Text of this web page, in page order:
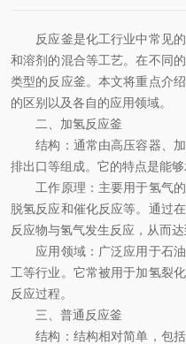
反应釜是化工行业中常见的
和溶剂的混合等工艺。在不同
类型的反应釜。本文将重点介绍
的区别以及各自的应用领域。
二、加氢反应釜
结构：通常由高压容器、加
排出口等组成。它的特点是能
工作原理：主要用于氢气的
脱氢反应和催化反应等。通过
反应物与氢气发生反应，从而达
应用领域：广泛应用于石油
工等行业。它常被用于加氢裂
反应过程。
三、普通反应釜
结构：结构相对简单，包括